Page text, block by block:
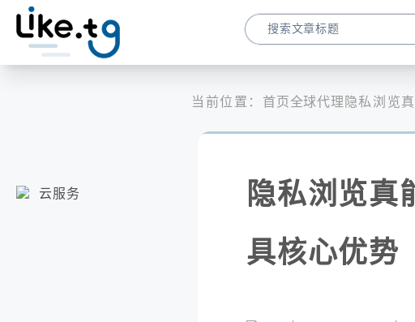
云服务
当前位置： 首页全球代理 隐私浏览
隐私浏览真
具核心优势